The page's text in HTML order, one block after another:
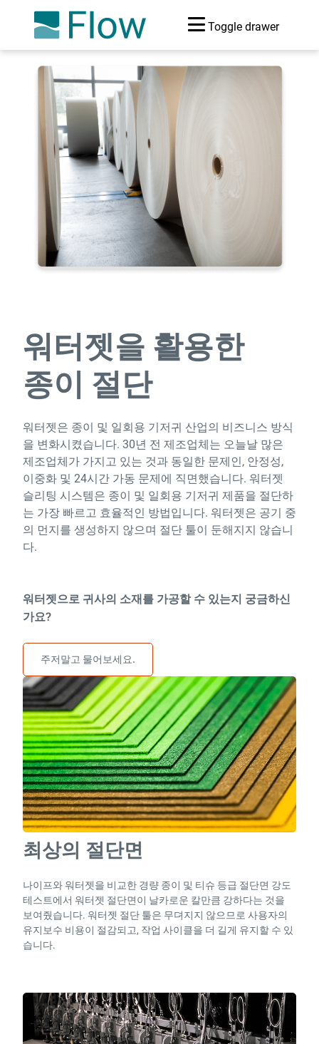
Toggle drawer
워터젯을 활용한
종이 절단
워터젯은 종이 및 일회용 기저귀 산업의 비즈니스 방식
을 변화시켰습니다. 30년 전 제조업체는 오늘날 많은
제조업체가 가지고 있는 것과 동일한 문제인, 안정성,
이중화 및 24시간 가동 문제에 직면했습니다. 워터젯
슬리팅 시스템은 종이 및 일회용 기저귀 제품을 절단하
는 가장 빠르고 효율적인 방법입니다. 워터젯은 공기 중
의 먼지를 생성하지 않으며 절단 툴이 둔해지지 않습니
다.
워터젯으로 귀사의 소재를 가공할 수 있는지 궁금하신
가요?
주저말고 물어보세요.
최상의 절단면
나이프와 워터젯을 비교한 경량 종이 및 티슈 등급 절단면 강도
테스트에서 워터젯 절단면이 날카로운 칼만큼 강하다는 것을
보여줬습니다. 워터젯 절단 툴은 무뎌지지 않으므로 사용자의
유지보수 비용이 절감되고, 작업 사이클을 더 길게 유지할 수 있
습니다.